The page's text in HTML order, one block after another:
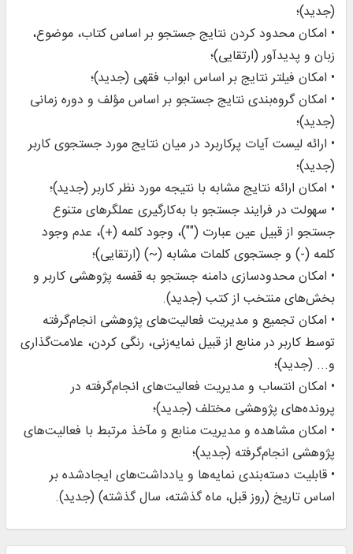
(جدید)؛
• امکان محدود کردن نتایج جستجو بر اساس کتاب، موضوع،
زبان و پدیدآور (ارتقایی)؛
• امکان فیلتر نتایج بر اساس ابواب فقهی (جدید)؛
• امکان گروه‌بندی نتایج جستجو بر اساس مؤلف و دوره زمانی
(جدید)؛
• ارائه لیست آیات پرکاربرد در میان نتایج مورد جستجوی کاربر
(جدید)؛
• امکان ارائه نتایج مشابه با نتیجه مورد نظر کاربر (جدید)؛
• سهولت در فرایند جستجو با به‌کارگیری عملگرهای متنوع
جستجو از قبیل عین عبارت ("")، وجود کلمه (+)، عدم وجود
کلمه (-) و جستجوی کلمات مشابه (~) (ارتقایی)؛
• امکان محدودسازی دامنه جستجو به قفسه پژوهشی کاربر و
بخش‌های منتخب از کتب (جدید).
• امکان تجمیع و مدیریت فعالیت‌های پژوهشی انجام‌گرفته
توسط کاربر در منابع از قبیل نمایه‌زنی، رنگی کردن، علامت‌گذاری
و... (جدید)؛
• امکان انتساب و مدیریت فعالیت‌های انجام‌گرفته در
پرونده‌های پژوهشی مختلف (جدید)؛
• امکان مشاهده و مدیریت منابع و مآخذ مرتبط با فعالیت‌های
پژوهشی انجام‌گرفته (جدید)؛
• قابلیت دسته‌بندی نمایه‌ها و یادداشت‌های ایجادشده بر
اساس تاریخ (روز قبل، ماه گذشته، سال گذشته) (جدید).